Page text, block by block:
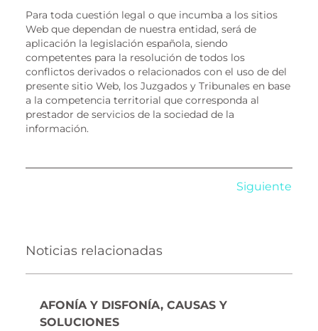
Para toda cuestión legal o que incumba a los sitios
Web que dependan de nuestra entidad, será de
aplicación la legislación española, siendo
competentes para la resolución de todos los
conflictos derivados o relacionados con el uso de del
presente sitio Web, los Juzgados y Tribunales en base
a la competencia territorial que corresponda al
prestador de servicios de la sociedad de la
información.
Siguiente
Noticias relacionadas
AFONÍA Y DISFONÍA, CAUSAS Y
SOLUCIONES